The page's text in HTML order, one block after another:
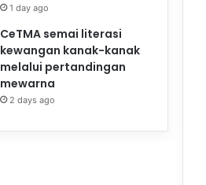
1 day ago
CeTMA semai literasi
kewangan kanak-kanak
melalui pertandingan
mewarna
2 days ago